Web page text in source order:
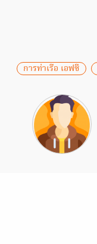
การท่าเรือ เอฟซี